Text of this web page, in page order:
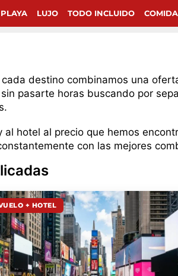
PLAYA LUJO TODO INCLUIDO
destino combinamos una
pasarte horas buscando por
hotel al precio que hemos
con las mejores
+ HOTEL